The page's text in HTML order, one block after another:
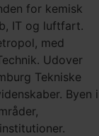
for kemisk
IT og luftfart.
med
Udover
Tekniske
Byen i